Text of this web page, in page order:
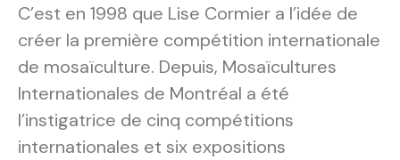
C’est en 1998 que Lise Cormier a l’idée de
créer la première compétition internationale
de mosaïculture. Depuis, Mosaïcultures
Internationales de Montréal a été
l’instigatrice de cinq compétitions
internationales et six expositions